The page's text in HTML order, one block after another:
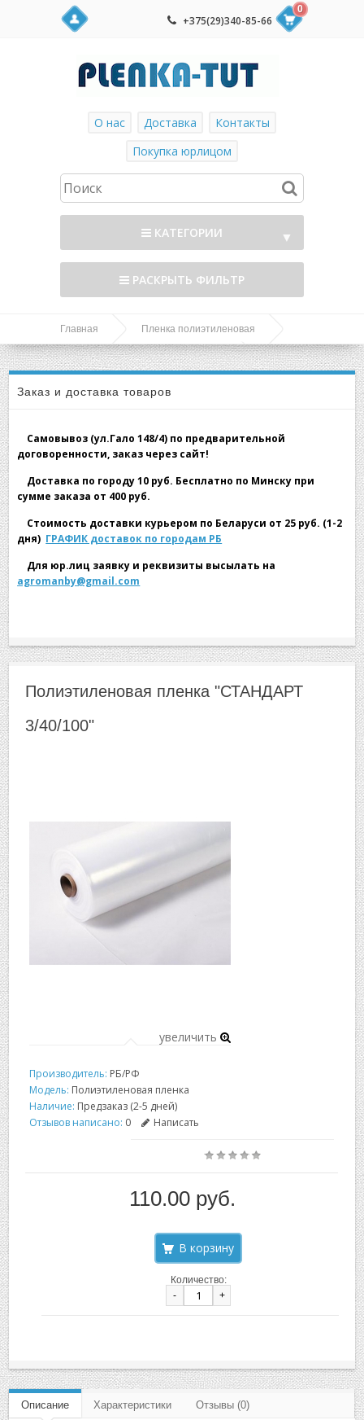
+375(29)340-85-66
0
О нас Доставка
Контакты
Покупка юрлицом
КАТЕГОРИИ ▼
РАСКРЫТЬ ФИЛЬТР
▼
Главная Пленка полиэтиленовая
Пленка полиэтиленовая. Первичная
Полиэтиленовая пленка ''СТАНДАРТ 3/40/100''
Заказ и доставка товаров
Самовывоз (ул.Гало 148/4) по предварительной
договоренности, заказ через сайт!
Доставка по городу 10 руб. Бесплатно по Минску при
сумме заказа от 400 руб.
Стоимость доставки курьером по Беларуси от 25 руб. (1-2
дня) ГРАФИК доставок по городам РБ
Для юр.лиц заявку и реквизиты высылать на
agromanby@gmail.com
Полиэтиленовая пленка "СТАНДАРТ
3/40/100"
увеличить
Производитель: РБ/РФ
Модель: Полиэтиленовая пленка
Наличие: Предзаказ (2-5 дней)
Отзывов написано: 0 Написать
110.00 руб.
Количество:
-
+
Описание Характеристики Отзывы (0)